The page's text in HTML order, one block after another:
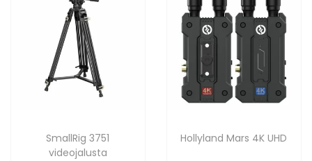
SmallRig 3751
videojalusta
Hollyland Mars 4K UHD